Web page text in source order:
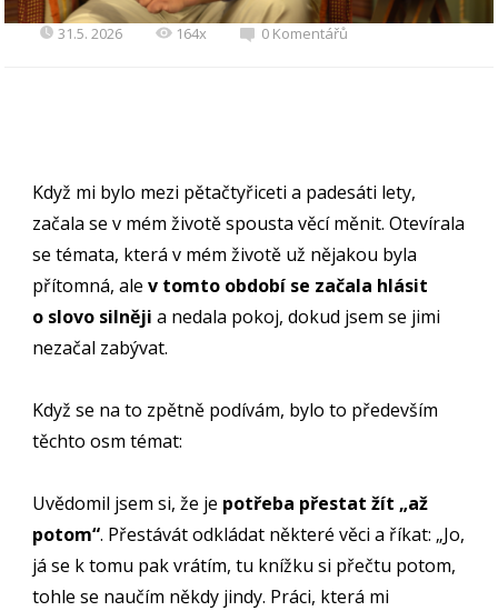
31.5. 2026 164x 0 Komentářů
Když mi bylo mezi pětačtyřiceti a padesáti lety,
začala se v mém životě spousta věcí měnit. Otevírala
se témata, která v mém životě už nějakou byla
přítomná, alev tomto období se začala hlásit
o slovo silněji a nedala pokoj, dokud jsem se jimi
nezačal zabývat.
Když se na to zpětně podívám, bylo to především
těchto osm témat:
Uvědomil jsem si, že je potřeba přestat žít „až
potom“. Přestávát odkládat některé věci a říkat: „Jo,
já se k tomu pak vrátím, tu knížku si přečtu potom,
tohle se naučím někdy jindy. Práci, která mi